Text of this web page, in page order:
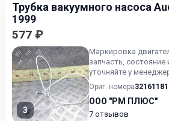
Трубка вакуумного насоса
1999
577 ₽
3
Маркировка
запчасть,
уточняйте у
от 14 до 30 дней.
Ориг. номера
ООО "РМ ПЛЮС"
7 отзывов